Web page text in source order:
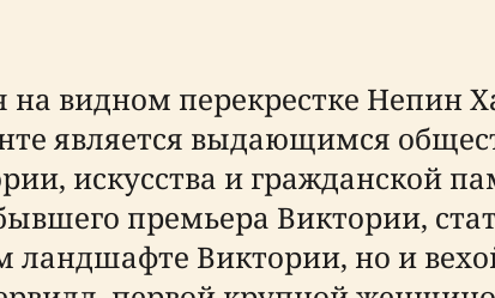
видном перекрестке Непин
является выдающимся
искусства и гражданской
премьера Виктории,
ландшафте Виктории, но и